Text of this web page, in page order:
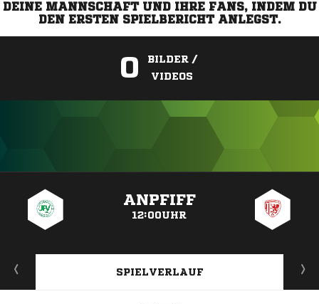
DEINE MANNSCHAFT UND IHRE FANS, INDEM DU
DEN ERSTEN SPIELBERICHT ANLEGST.
0
BILDER /
VIDEOS
ANPFIFF
12:00UHR
SPIELVERLAUF